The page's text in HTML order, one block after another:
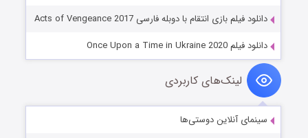
دانلود فیلم بازی انتقام با دوبله فارسی Acts of Vengeance 2017
دانلود فیلم Once Upon a Time in Ukraine 2020
لینک‌های کاربردی
سینمای آنلاین دوستی‌ها